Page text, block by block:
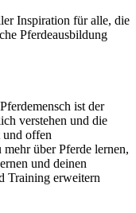
Inspiration für alle, die
Pferdeausbildung
ist der
verstehen und die
und offen
über Pferde lernen,
und deinen
Training erweitern